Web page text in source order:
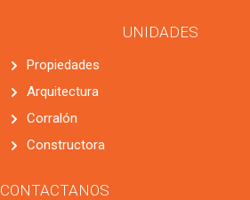
UNIDADES
Propiedades
Arquitectura
Corralón
Constructora
CONTACTANOS